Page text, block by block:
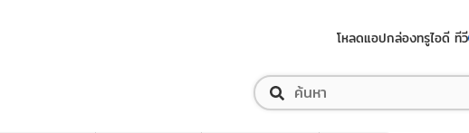
โหลดแอปกล่องทรูไอดี ทีวี